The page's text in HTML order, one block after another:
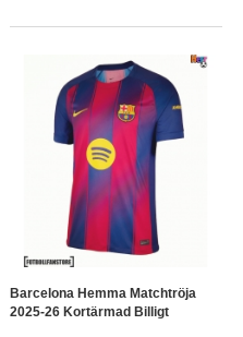
Barcelona Hemma Matchtröja
2025-26 Kortärmad Billigt